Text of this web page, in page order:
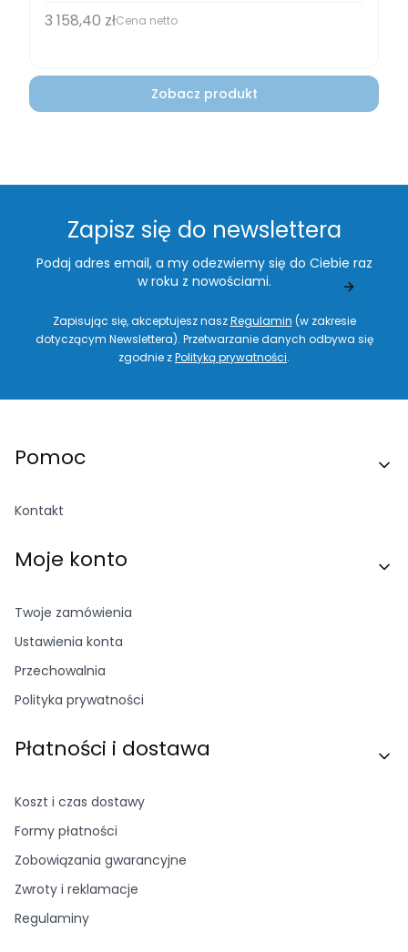
Cena
3 158,40 złCena netto
Zobacz produkt
Zapisz się do newslettera
Podaj adres email, a my odezwiemy się do Ciebie raz
w roku z nowościami.
Zapisując się, akceptujesz naszRegulamin (w zakresie
dotyczącym Newslettera). Przetwarzanie danych odbywa się
zgodnie zPolityką prywatności.
Linki w stopce
Pomoc
Kontakt
Moje konto
Twoje zamówienia
Ustawienia konta
Przechowalnia
Polityka prywatności
Płatności i dostawa
Koszt i czas dostawy
Formy płatności
Zobowiązania gwarancyjne
Zwroty i reklamacje
Regulaminy